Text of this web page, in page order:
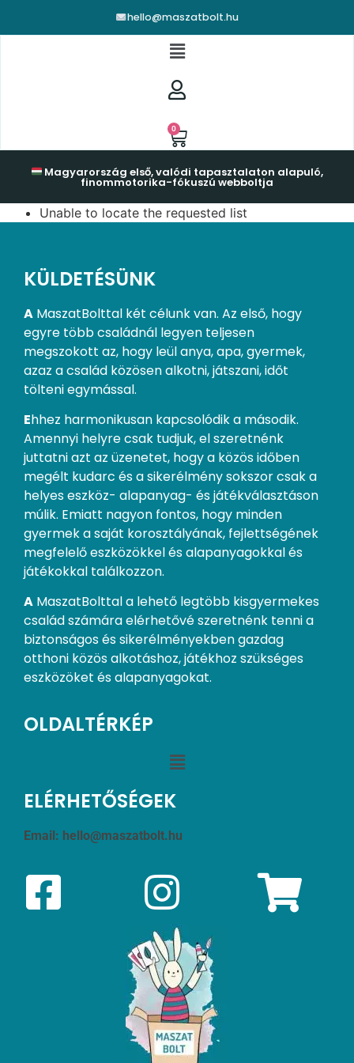
hello@maszatbolt.hu
0
Magyarország első, valódi tapasztalaton alapuló,
finommotorika-fókuszú webboltja
Unable to locate the requested list
KÜLDETÉSÜNK
A MaszatBolttal két célunk van. Az első, hogy
egyre több családnál legyen teljesen
megszokott az, hogy leül anya, apa, gyermek,
azaz a család közösen alkotni, játszani, időt
tölteni egymással.
Ehhez harmonikusan kapcsolódik a második.
Amennyi helyre csak tudjuk, el szeretnénk
juttatni azt az üzenetet, hogy a közös időben
megélt kudarc és a sikerélmény sokszor csak a
helyes eszköz- alapanyag- és játékválasztáson
múlik. Emiatt nagyon fontos, hogy minden
gyermek a saját korosztályának, fejlettségének
megfelelő eszközökkel és alapanyagokkal és
játékokkal találkozzon.
A MaszatBolttal a lehető legtöbb kisgyermekes
család számára elérhetővé szeretnénk tenni a
biztonságos és sikerélményekben gazdag
otthoni közös alkotáshoz, játékhoz szükséges
eszközöket és alapanyagokat.
OLDALTÉRKÉP
ELÉRHETŐSÉGEK
Email: hello@maszatbolt.hu